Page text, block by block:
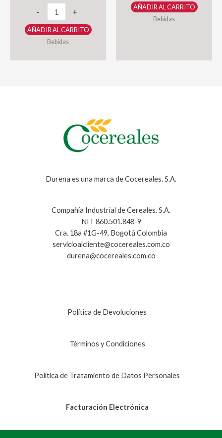
-
Instantánea
Masato
Tradicional
+
AÑADIR AL CARRITO
Bebidas
Durena
AÑADIR AL CARRITO
Bebidas
Durena es una marca de Cocereales. S.A.
Compañía Industrial de Cereales. S.A.
NIT 860.501.848-9
Cra. 18a #1G-49, Bogotá Colombia
servicioalcliente@cocereales.com.co
durena@cocereales.com.co
Política de Devoluciones
Términos y Condiciones
Política de Tratamiento de Datos Personales
Facturación Electrónica